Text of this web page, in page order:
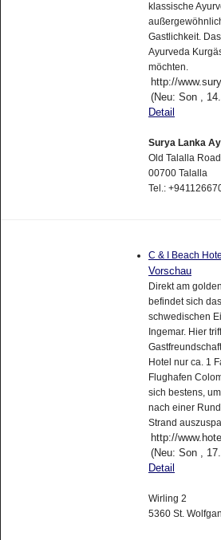
klassische
Gastlichkeit.
Ayurveda
möchten.
http://
(Neu: Son ,
Detail
Surya Lanka
Old Talalla Road
00700 Talalla
Tel.:
C & I Beach
Vorschau
Direkt am
befindet sich
schwedischen
Ingemar. Hier
Hotel nur ca. 1
Flughafen
sich bestens,
nach einer
Strand
http://
(Neu: Son ,
Detail
Wirling 2
5360 St.